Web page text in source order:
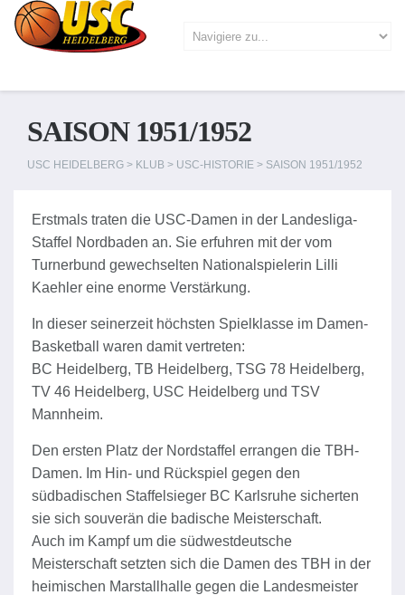
SAISON 1951/1952
USC HEIDELBERG > KLUB > USC-HISTORIE > SAISON 1951/1952
Erstmals traten die USC-Damen in der Landesliga-
Staffel Nordbaden an. Sie erfuhren mit der vom
Turnerbund gewechselten Nationalspielerin Lilli
Kaehler eine enorme Verstärkung.
In dieser seinerzeit höchsten Spielklasse im Damen-
Basketball waren damit vertreten:
BC Heidelberg, TB Heidelberg, TSG 78 Heidelberg,
TV 46 Heidelberg, USC Heidelberg und TSV
Mannheim.
Den ersten Platz der Nordstaffel errangen die TBH-
Damen. Im Hin- und Rückspiel gegen den
südbadischen Staffelsieger BC Karlsruhe sicherten
sie sich souverän die badische Meisterschaft.
Auch im Kampf um die südwestdeutsche
Meisterschaft setzten sich die Damen des TBH in der
heimischen Marstallhalle gegen die Landesmeister